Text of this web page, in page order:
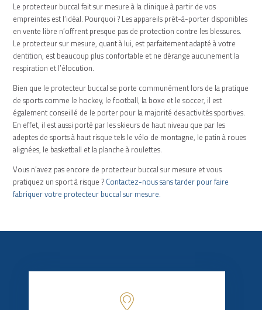
Le protecteur buccal fait sur mesure à la clinique à partir de vos
empreintes est l’idéal. Pourquoi ? Les appareils prêt-à-porter disponibles
en vente libre n’offrent presque pas de protection contre les blessures.
Le protecteur sur mesure, quant à lui, est parfaitement adapté à votre
dentition, est beaucoup plus confortable et ne dérange aucunement la
respiration et l’élocution.
Bien que le protecteur buccal se porte communément lors de la pratique
de sports comme le hockey, le football, la boxe et le soccer, il est
également conseillé de le porter pour la majorité des activités sportives.
En effet, il est aussi porté par les skieurs de haut niveau que par les
adeptes de sports à haut risque tels le vélo de montagne, le patin à roues
alignées, le basketball et la planche à roulettes.
Vous n’avez pas encore de protecteur buccal sur mesure et vous
pratiquez un sport à risque ? Contactez-nous sans tarder pour faire
fabriquer votre protecteur buccal sur mesure.